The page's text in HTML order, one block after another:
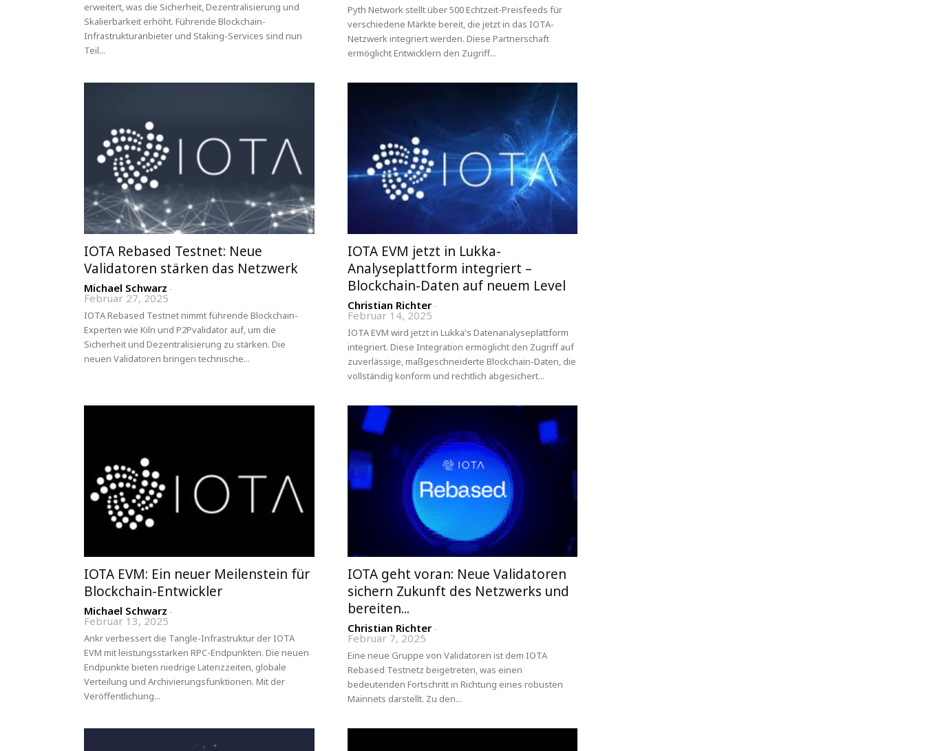
erweitert, was die Sicherheit, Dezentralisierung und
Skalierbarkeit erhöht. Führende Blockchain-
Infrastrukturanbieter und Staking-Services sind nun
Teil...
Pyth Network stellt über 500 Echtzeit-Preisfeeds für
verschiedene Märkte bereit, die jetzt in das IOTA-
Netzwerk integriert werden. Diese Partnerschaft
ermöglicht Entwicklern den Zugriff...
IOTA Rebased Testnet: Neue
Validatoren stärken das Netzwerk
Michael Schwarz -
Februar 27, 2025
IOTA Rebased Testnet nimmt führende Blockchain-
Experten wie Kiln und P2Pvalidator auf, um die
Sicherheit und Dezentralisierung zu stärken. Die
neuen Validatoren bringen technische...
IOTA EVM jetzt in Lukka-
Analyseplattform integriert –
Blockchain-Daten auf neuem Level
Christian Richter-
Februar 14, 2025
IOTA EVM wird jetzt in Lukka's Datenanalyseplattform
integriert. Diese Integration ermöglicht den Zugriff auf
zuverlässige, maßgeschneiderte Blockchain-Daten, die
vollständig konform und rechtlich abgesichert...
IOTA EVM: Ein neuer Meilenstein für
Blockchain-Entwickler
Michael Schwarz -
Februar 13, 2025
Ankr verbessert die Tangle-Infrastruktur der IOTA
EVM mit leistungsstarken RPC-Endpunkten. Die neuen
Endpunkte bieten niedrige Latenzzeiten, globale
Verteilung und Archivierungsfunktionen. Mit der
Veröffentlichung...
IOTA geht voran: Neue Validatoren
sichern Zukunft des Netzwerks und
bereiten...
Christian Richter-
Februar 7, 2025
Eine neue Gruppe von Validatoren ist dem IOTA
Rebased Testnetz beigetreten, was einen
bedeutenden Fortschritt in Richtung eines robusten
Mainnets darstellt. Zu den...